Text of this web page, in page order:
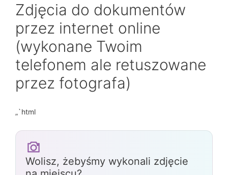
Zdjęcia do dokumentów
przez internet online
(wykonane Twoim
telefonem ale retuszowane
przez fotografa)
„`html
Wolisz, żebyśmy wykonali zdjęcie